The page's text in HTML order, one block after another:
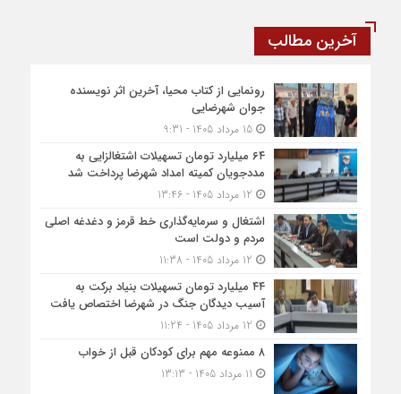
آخرین مطالب
رونمایی از کتاب محیا، آخرین اثر نویسنده
جوان شهرضایی
15 مرداد 1405 - 9:31
۶۴ میلیارد تومان تسهیلات اشتغالزایی به
مددجویان کمیته امداد شهرضا پرداخت شد
اشتغال و سرمایه‌گذاری خط قرمز و دغدغه اصلی
مردم و دولت است
۴۴ میلیارد تومان تسهیلات بنیاد برکت به
آسیب دیدگان جنگ در شهرضا اختصاص یافت
۸ ممنوعه مهم برای کودکان قبل از خواب